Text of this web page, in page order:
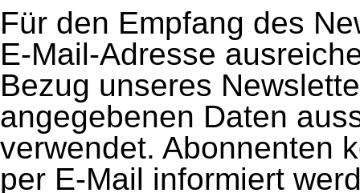
Für den Empfang des
E-Mail-Adresse
Bezug unseres
angegebenen Daten
verwendet. Abonnenten
per E-Mail informiert